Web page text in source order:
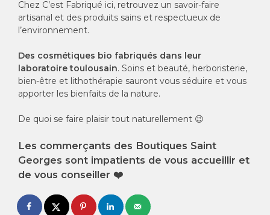
Chez C’est Fabriqué ici, retrouvez un savoir-faire
artisanal et des produits sains et respectueux de
l’environnement.
Des cosmétiques bio fabriqués dans leur
laboratoire toulousain. Soins et beauté, herboristerie,
bien-être et lithothérapie sauront vous séduire et vous
apporter les bienfaits de la nature.
De quoi se faire plaisir tout naturellement 😉
Les commerçants des Boutiques Saint
Georges sont impatients de vous accueillir et
de vous conseiller ❤️